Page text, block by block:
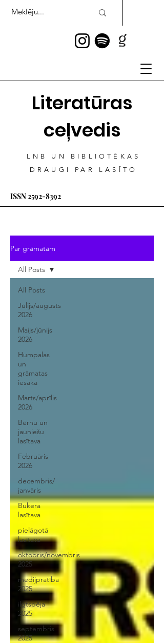
Literatūras
ceļvedis
LNB UN BIBLIOTĒKAS
DRAUGI PAR LASĪTO
ISSN2592-8392
Par grāmatām
All Posts
Jūlijs/augusts
2026
Maijs/jūnijs
2026
Humpalas
un
grāmatas
iesaka
Marts/aprīlis
2026
Bērnu un
jauniešu
lasītava
Februāris
2026
decembris/
janvāris
Bukera
lasītava
pielāgotā
lasītava
oktobris/novembris
2025
medijpratība
2025
ilgtspēja
2025
septembris
2025
All Posts